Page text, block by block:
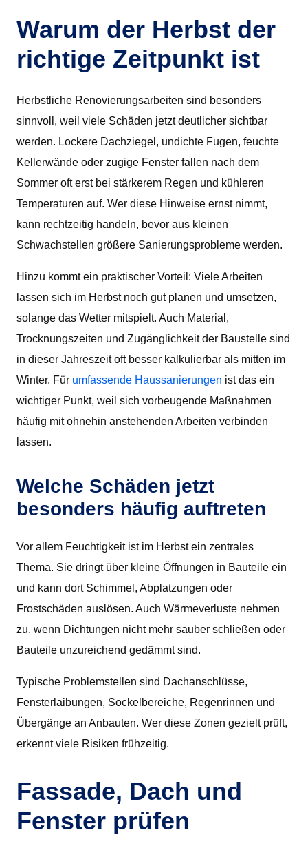
Warum der Herbst der
richtige Zeitpunkt ist
Herbstliche Renovierungsarbeiten sind besonders
sinnvoll, weil viele Schäden jetzt deutlicher sichtbar
werden. Lockere Dachziegel, undichte Fugen, feuchte
Kellerwände oder zugige Fenster fallen nach dem
Sommer oft erst bei stärkerem Regen und kühleren
Temperaturen auf. Wer diese Hinweise ernst nimmt,
kann rechtzeitig handeln, bevor aus kleinen
Schwachstellen größere Sanierungsprobleme werden.
Hinzu kommt ein praktischer Vorteil: Viele Arbeiten
lassen sich im Herbst noch gut planen und umsetzen,
solange das Wetter mitspielt. Auch Material,
Trocknungszeiten und Zugänglichkeit der Baustelle sind
in dieser Jahreszeit oft besser kalkulierbar als mitten im
Winter. Für umfassende Haussanierungen ist das ein
wichtiger Punkt, weil sich vorbeugende Maßnahmen
häufig mit ohnehin anstehenden Arbeiten verbinden
lassen.
Welche Schäden jetzt
besonders häufig auftreten
Vor allem Feuchtigkeit ist im Herbst ein zentrales
Thema. Sie dringt über kleine Öffnungen in Bauteile ein
und kann dort Schimmel, Abplatzungen oder
Frostschäden auslösen. Auch Wärmeverluste nehmen
zu, wenn Dichtungen nicht mehr sauber schließen oder
Bauteile unzureichend gedämmt sind.
Typische Problemstellen sind Dachanschlüsse,
Fensterlaibungen, Sockelbereiche, Regenrinnen und
Übergänge an Anbauten. Wer diese Zonen gezielt prüft,
erkennt viele Risiken frühzeitig.
Fassade, Dach und
Fenster prüfen